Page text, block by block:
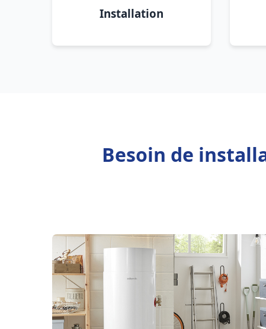
Installation
Besoin de